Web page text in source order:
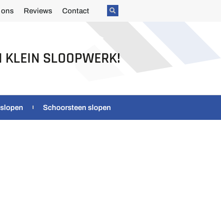
ons Reviews Contact
KLEIN SLOOPWERK!
Schoorsteen slopen